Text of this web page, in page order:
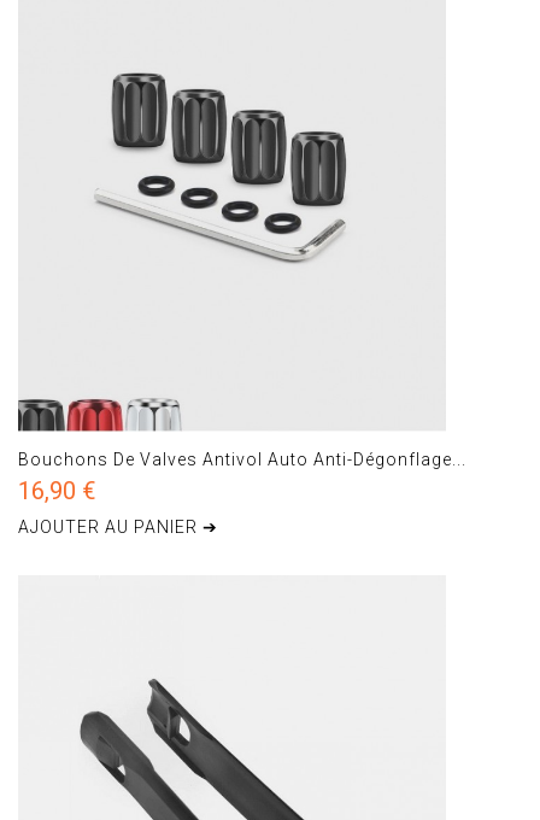
Bouchons De Valves Antivol Auto Anti-Dégonflage...
16,90 €
AJOUTER AU PANIER ➔